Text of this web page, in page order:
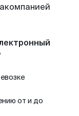
от и до